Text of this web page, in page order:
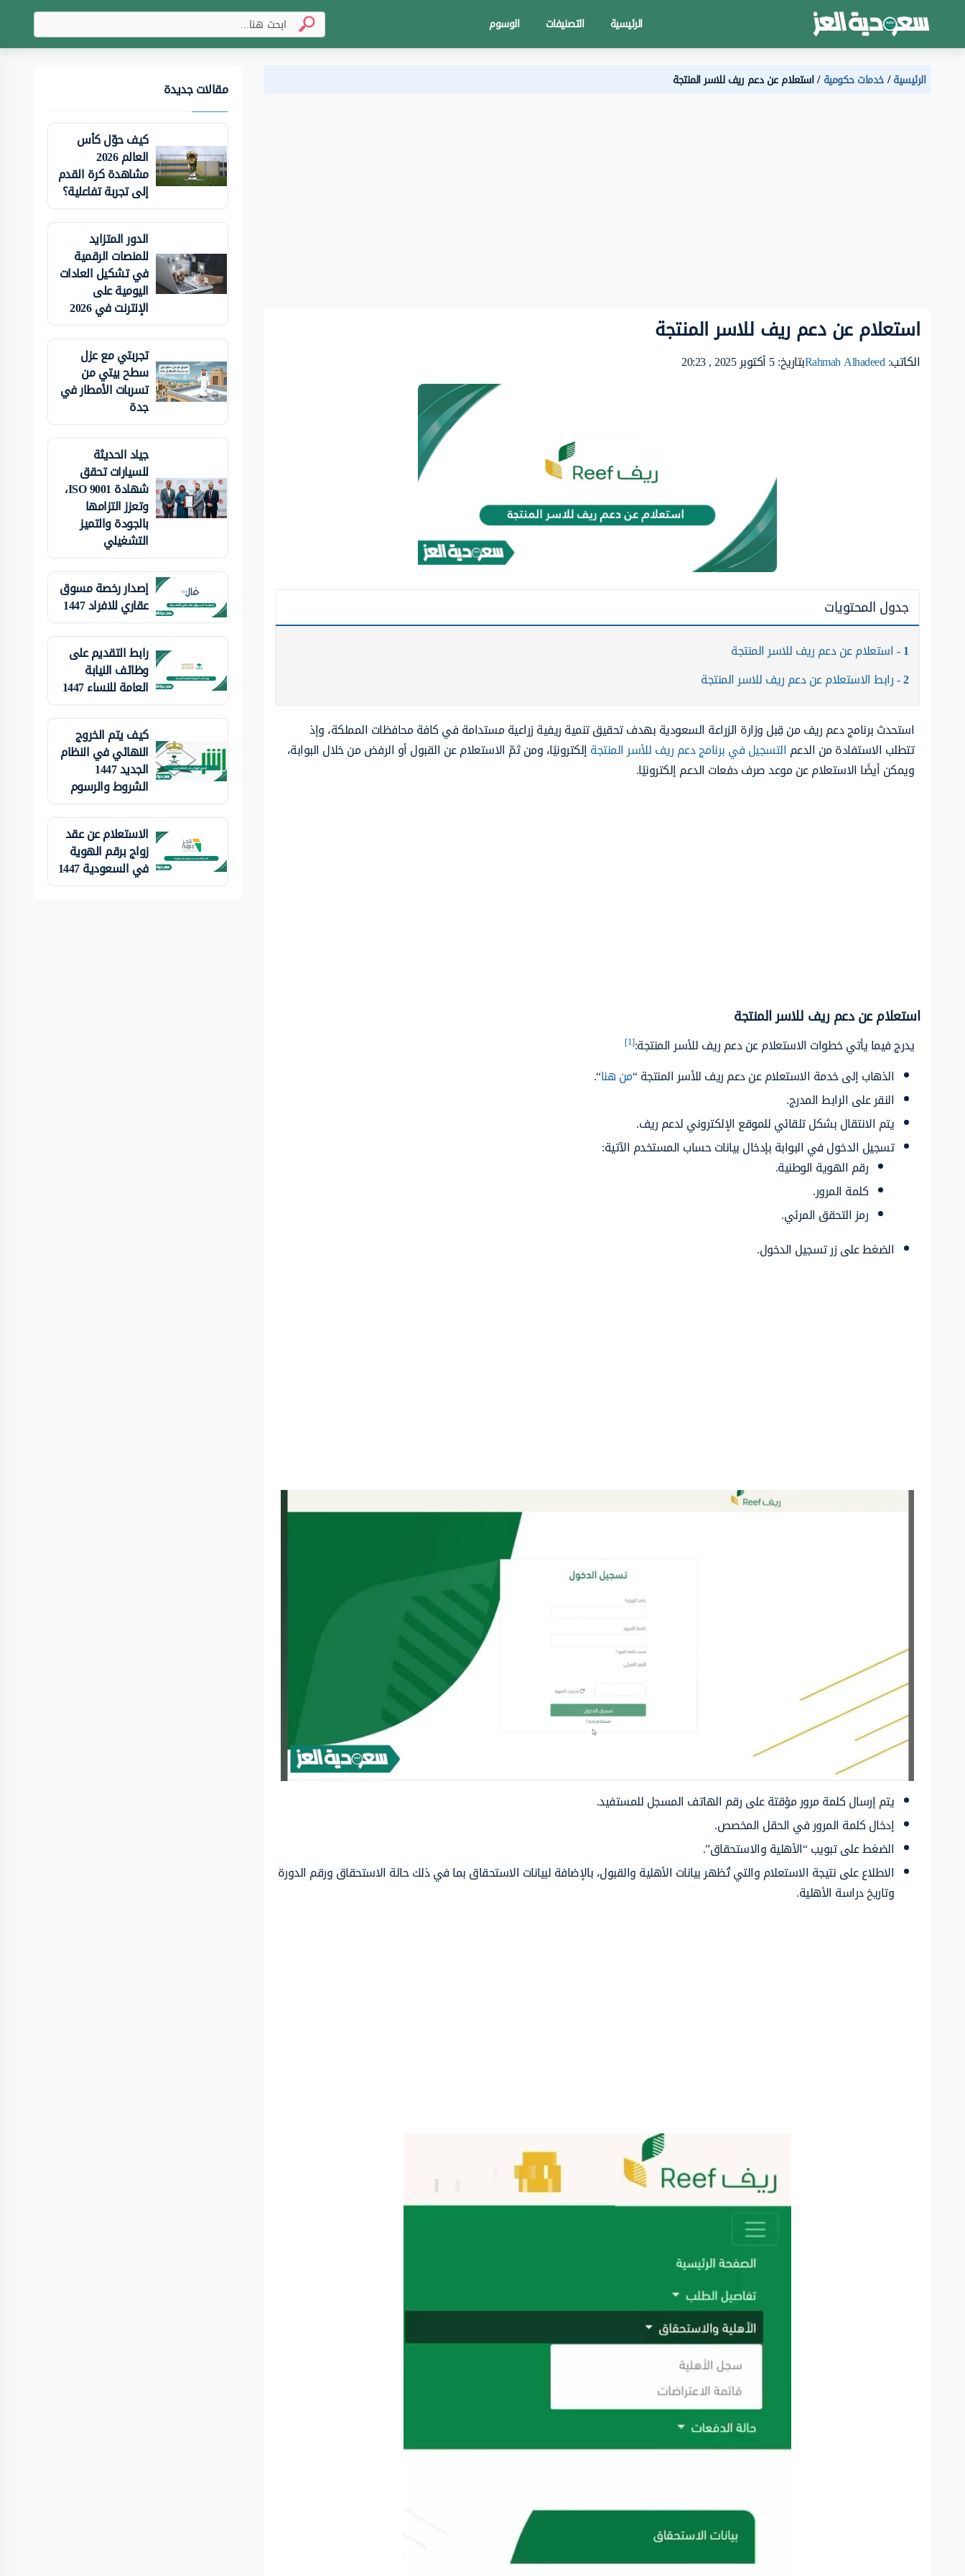
الرئيسية التصنيفات الوسوم
الرئيسية خدمات حكومية استعلام عن دعم ريف للاسر المنتجة
استعلام عن دعم ريف للاسر المنتجة
الكاتب:Rahmah Alhadeedبتاريخ: 5 أكتوبر 2025 , 20:23
جدول المحتويات
1 استعلام عن دعم ريف للاسر المنتجة
2 رابط الاستعلام عن دعم ريف للاسر المنتجة
استحدث برنامج دعم ريف من قِبل وزارة الزراعة السعودية بهدف تحقيق تنمية ريفية زراعية مستدامة في كافة محافظات المملكة، وإذ
تتطلب الاستفادة من الدعم التسجيل في برنامج دعم ريف للأسر المنتجةإلكترونيًا، ومن ثمّ الاستعلام عن القبول أو الرفض من خلال البوابة،
ويمكن أيضًا الاستعلام عن موعد صرف دفعات الدعم إلكترونيًا.
استعلام عن دعم ريف للاسر المنتجة
يدرج فيما يأتي خطوات الاستعلام عن دعم ريف للأسر المنتجة:[1]
الذهاب إلى خدمة الاستعلام عن دعم ريف للأسر المنتجة “من هنا“.
النقر على الرابط المدرج.
يتم الانتقال بشكل تلقائي للموقع الإلكتروني لدعم ريف.
تسجيل الدخول في البوابة بإدخال بيانات حساب المستخدم الآتية:
رقم الهوية الوطنية.
كلمة المرور.
رمز التحقق المرئي.
الضغط على زر تسجيل الدخول.
يتم إرسال كلمة مرور مؤقتة على رقم الهاتف المسجل للمستفيد.
إدخال كلمة المرور في الحقل المخصص.
الضغط على تبويب “الأهلية والاستحقاق”.
الاطلاع على نتيجة الاستعلام والتي تُظهر بيانات الأهلية والقبول، بالإضافة لبيانات الاستحقاق بما في ذلك حالة الاستحقاق ورقم الدورة
وتاريخ دراسة الأهلية.
مقالات جديدة
كيف حوّل كأس
العالم 2026
مشاهدة كرة القدم
إلى تجربة تفاعلية؟
الدور المتزايد
للمنصات الرقمية
في تشكيل العادات
اليومية على
الإنترنت في 2026
تجربتي مع عزل
سطح بيتي من
تسربات الأمطار في
جدة
جياد الحديثة
للسيارات تحقق
شهادة ISO 9001،
وتعزز التزامها
بالجودة والتميز
التشغيلي
إصدار رخصة مسوق
عقاري للافراد 1447
رابط التقديم على
وظائف النيابة
العامة للنساء 1447
كيف يتم الخروج
النهائي في النظام
الجديد 1447
الشروط والرسوم
الاستعلام عن عقد
زواج برقم الهوية
في السعودية 1447